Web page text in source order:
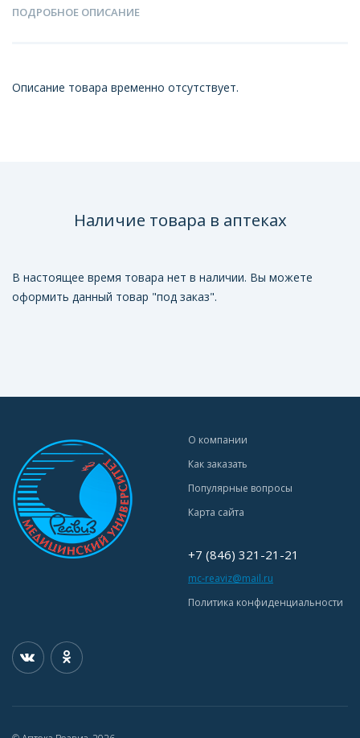
ПОДРОБНОЕ ОПИСАНИЕ
Описание товара временно отсутствует.
Наличие товара в аптеках
В настоящее время товара нет в наличии. Вы можете
оформить данный товар "под заказ".
О компании
Как заказать
Популярные вопросы
Карта сайта
+7 (846) 321-21-21
mc-reaviz@mail.ru
Политика конфиденциальности